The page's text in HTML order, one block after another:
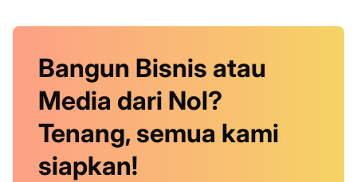
Bangun Bisnis atau
Media dari Nol?
Tenang, semua kami
siapkan!